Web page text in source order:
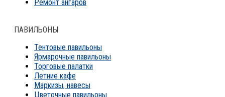
Ремонт ангаров
ПАВИЛЬОНЫ
Тентовые павильоны
Ярмарочные павильоны
Торговые палатки
Летние кафе
Маркизы, навесы
Цветочные павильоны